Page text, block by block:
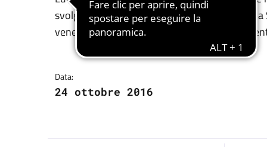
svolgeranno in Via Malta, nei locali adiacenti
venerdì, dalle ore 16.30 alle 19.30. Iscrizioni
Data:
24 ottobre 2016